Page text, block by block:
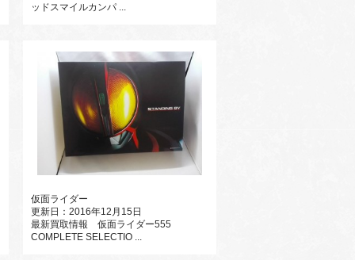
ッドスマイルカンパ ...
仮面ライダー
更新日：2016年12月15日
最新買取情報 仮面ライダー555
COMPLETE SELECTIO ...